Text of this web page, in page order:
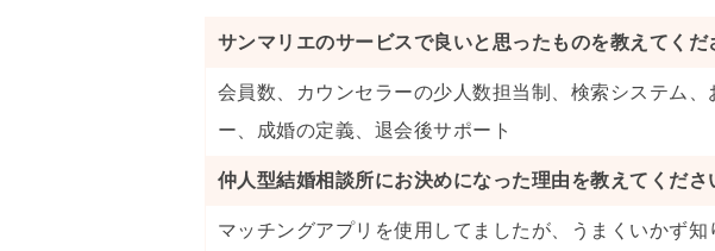
サンマリエのサービスで良いと思ったものを教えてくだ
会員数 カウンセラーの少人数担当制 検索システム
ー
成婚の定義 退会後サポート
仲人型結婚相談所にお決めになった理由を教えてくださ
マッチングアプリを使用してましたが、うまくいかず